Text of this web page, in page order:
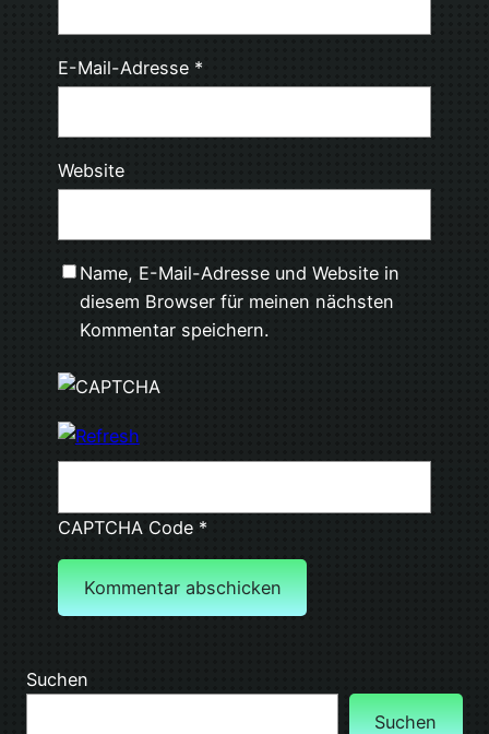
E-Mail-Adresse *
Website
Name, E-Mail-Adresse und Website in
diesem Browser für meinen nächsten
Kommentar speichern.
CAPTCHA Code*
Suchen
Suchen